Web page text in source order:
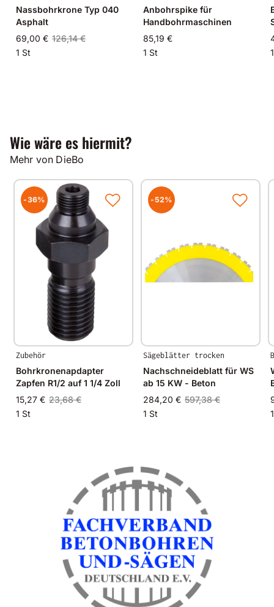
Nassbohrkrone Typ 040
Asphalt
69,00 € 126,14 €
1 St
Anbohrspike für
Handbohrmaschinen
85,19 €
1 St
Wie wäre es hiermit?
Mehr von DieBo
-36%
Zubehör
Bohrkronenapdapter
Zapfen R1/2 auf 1 1/4 Zoll
15,27 € 23,68 €
1 St
-52%
Sägeblätter trocken
Nachschneideblatt für WS
ab 15 KW - Beton
284,20 € 597,38 €
1 St